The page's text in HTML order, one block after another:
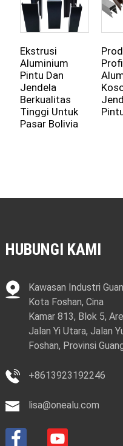
Ekstrusi
Aluminium
Pintu Dan
Jendela
Berkualitas
Tinggi Untuk
Pasar Bolivia
HUBUNGI KAMI
Kawasan Industri
Kota Foshan, Cina
Kamar 813, Blok 5,
Jalan Yi Utara, Jalan
Foshan, Provinsi
+8613923192246
lisa@onealu.com